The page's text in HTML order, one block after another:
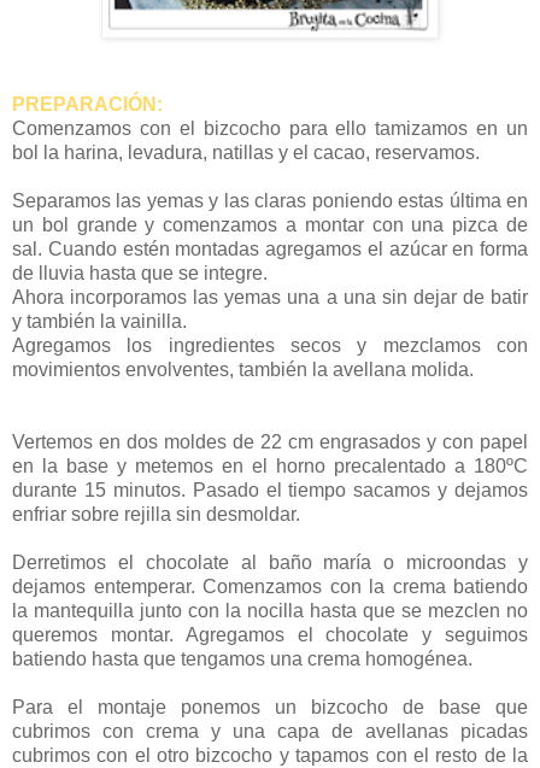
PREPARACIÓN:
Comenzamos con el bizcocho para ello tamizamos en un
bol la harina, levadura, natillas y el cacao, reservamos.
Separamos las yemas y las claras poniendo estas última en
un bol grande y comenzamos a montar con una pizca de
sal. Cuando estén montadas agregamos el azúcar en forma
de lluvia hasta que se integre.
Ahora incorporamos las yemas una a una sin dejar de batir
y también la vainilla.
Agregamos los ingredientes secos y mezclamos con
movimientos envolventes, también la avellana molida.
Vertemos en dos moldes de 22 cm engrasados y con papel
en la base y metemos en el horno precalentado a 180ºC
durante 15 minutos. Pasado el tiempo sacamos y dejamos
enfriar sobre rejilla sin desmoldar.
Derretimos el chocolate al baño maría o microondas y
dejamos entemperar. Comenzamos con la crema batiendo
la mantequilla junto con la nocilla hasta que se mezclen no
queremos montar. Agregamos el chocolate y seguimos
batiendo hasta que tengamos una crema homogénea.
Para el montaje ponemos un bizcocho de base que
cubrimos con crema y una capa de avellanas picadas
cubrimos con el otro bizcocho y tapamos con el resto de la